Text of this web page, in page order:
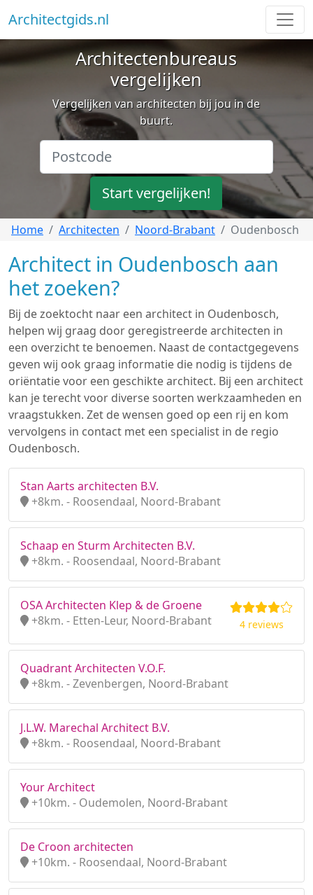
Architectgids.nl
Architectenbureaus
vergelijken
Vergelijken van architecten bij jou in de
buurt.
Start vergelijken!
Home Architecten Noord-Brabant Oudenbosch
Architect in Oudenbosch aan
het zoeken?
Bij de zoektocht naar een architect in Oudenbosch,
helpen wij graag door geregistreerde architecten in
een overzicht te benoemen. Naast de contactgegevens
geven wij ook graag informatie die nodig is tijdens de
oriëntatie voor een geschikte architect. Bij een architect
kan je terecht voor diverse soorten werkzaamheden en
vraagstukken. Zet de wensen goed op een rij en kom
vervolgens in contact met een specialist in de regio
Oudenbosch.
Stan Aarts architecten B.V.
+8km. - Roosendaal, Noord-Brabant
Schaap en Sturm Architecten B.V.
+8km. - Roosendaal, Noord-Brabant
OSA Architecten Klep & de Groene
+8km. - Etten-Leur, Noord-Brabant
4 reviews
Quadrant Architecten V.O.F.
+8km. - Zevenbergen, Noord-Brabant
J.L.W. Marechal Architect B.V.
+8km. - Roosendaal, Noord-Brabant
Your Architect
+10km. - Oudemolen, Noord-Brabant
De Croon architecten
+10km. - Roosendaal, Noord-Brabant